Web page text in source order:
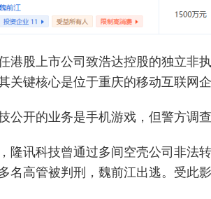
港股上市公司致浩达控股的独立非
关键核心是位于重庆的移动互联网
公开的业务是手机游戏，但警方调
隆讯科技曾通过多间空壳公司非法
名高管被判刑，魏前江出逃。受此